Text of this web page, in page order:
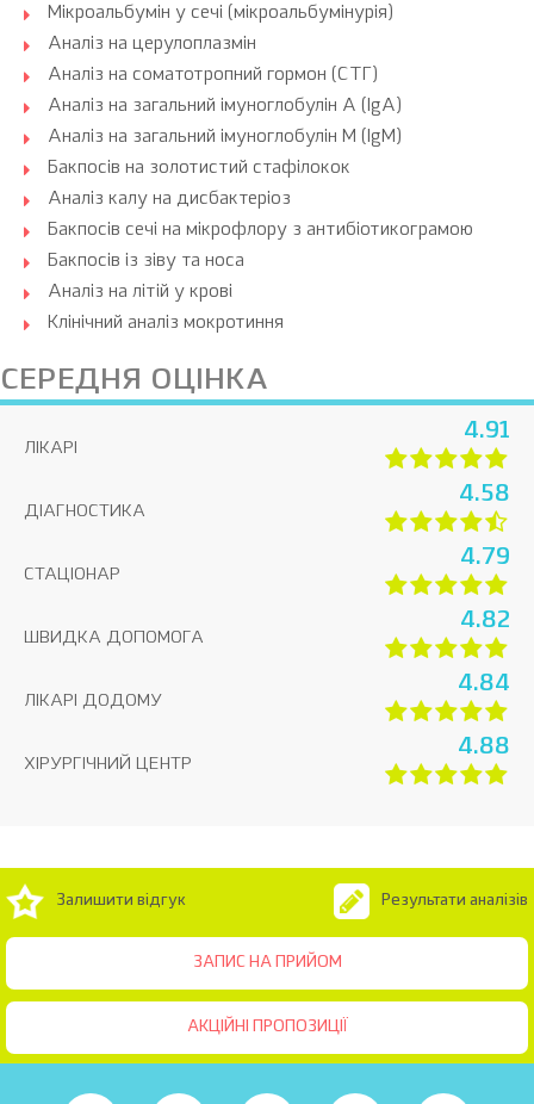
Мікроальбумін у сечі (мікроальбумінурія)
Аналіз на церулоплазмін
Аналіз на соматотропний гормон (СТГ)
Аналіз на загальний імуноглобулін A (IgA)
Аналіз на загальний імуноглобулін M (IgM)
Бакпосів на золотистий стафілокок
Аналіз калу на дисбактеріоз
Бакпосів сечі на мікрофлору з антибіотикограмою
Бакпосів із зіву та носа
Аналіз на літій у крові
Клінічний аналіз мокротиння
СЕРЕДНЯ ОЦІНКА
ЛІКАРІ
4.91
ДІАГНОСТИКА
4.58
СТАЦІОНАР
4.79
ШВИДКА ДОПОМОГА
4.82
ЛІКАРІ ДОДОМУ
4.84
ХІРУРГІЧНИЙ ЦЕНТР
4.88
ЗАПИС НА ПРИЙОМ
Залишити відгук Результати аналізів
АКЦІЙНІ ПРОПОЗИЦІЇ